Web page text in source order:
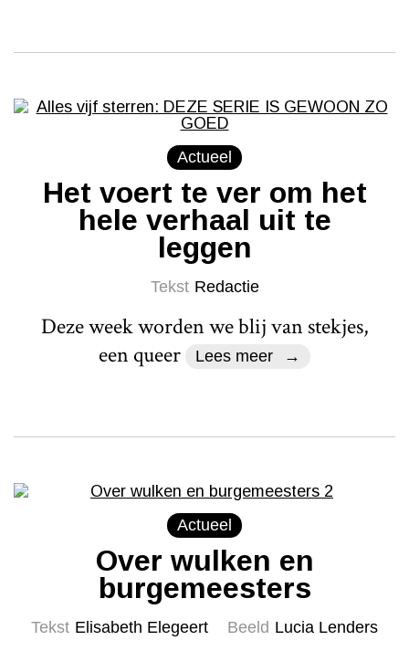
Actueel
Het voert te ver om het
hele verhaal uit te
leggen
Tekst Redactie
Deze week worden we blij van stekjes,
een queer
Lees meer
Actueel
Over wulken en
burgemeesters
Tekst Elisabeth Elegeert Beeld Lucia Lenders